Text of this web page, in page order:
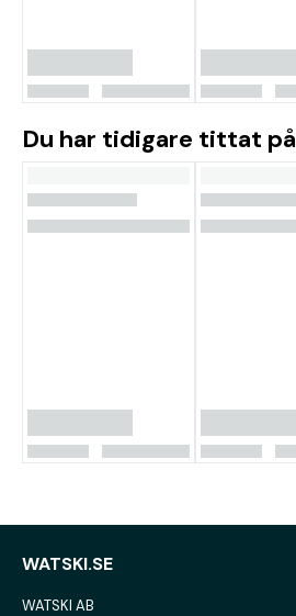
Du har tidigare tittat på
WATSKI.SE
WATSKI AB